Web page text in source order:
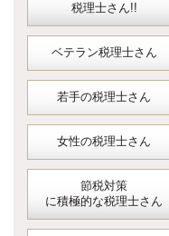
税理士さん!!
ベテラン税理士さん
若手の税理士さん
女性の税理士さん
節税対策
に積極的な税理士さん